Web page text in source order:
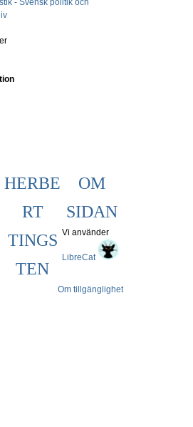
- Svensk politik och
HERBE
RT
TINGS
TEN
OM
SIDAN
Om tillgänglighet
Vi använder
LibreCat